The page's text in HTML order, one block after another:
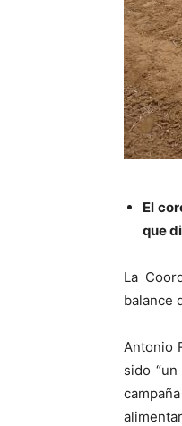
El
que
La
balance
Antonio
sido